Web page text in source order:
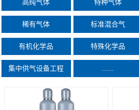
高纯气体 特种气体
稀有气体 标准混合气
有机化学品 特殊化学品
集中供气设备工程 ......